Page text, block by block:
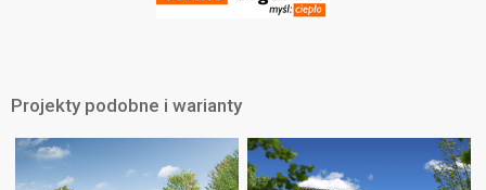
Projekty podobne i warianty